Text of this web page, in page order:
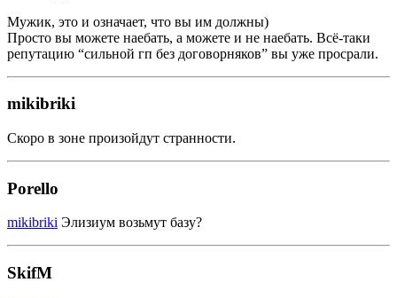
Мужик, это и означает, что вы им должны)
Просто вы можете наебать, а можете и не наебать. Всё-таки
репутацию “сильной гп без договорняков” вы уже просрали.
mikibriki
Cкоро в зоне произойдут странности.
Porello
mikibriki Элизиум возьмут базу?
SkifM